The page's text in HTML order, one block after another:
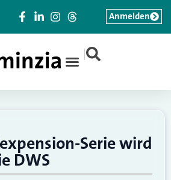
|
Anmelden
Serie wird
DWS